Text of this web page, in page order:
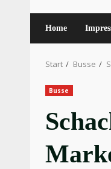
Home
Start Busse
Busse